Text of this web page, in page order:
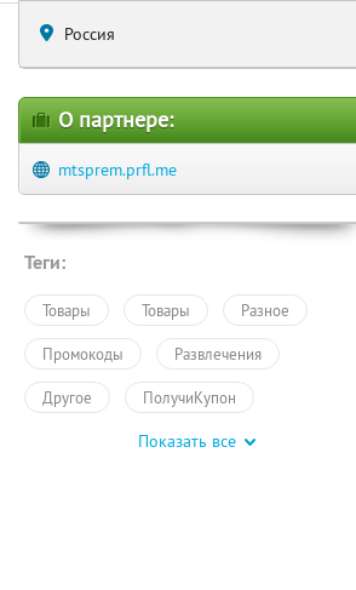
Россия
О партнере:
mtsprem.prfl.me
Теги:
Товары Товары Разное
Промокоды Развлечения
Другое ПолучиКупон
Показать все